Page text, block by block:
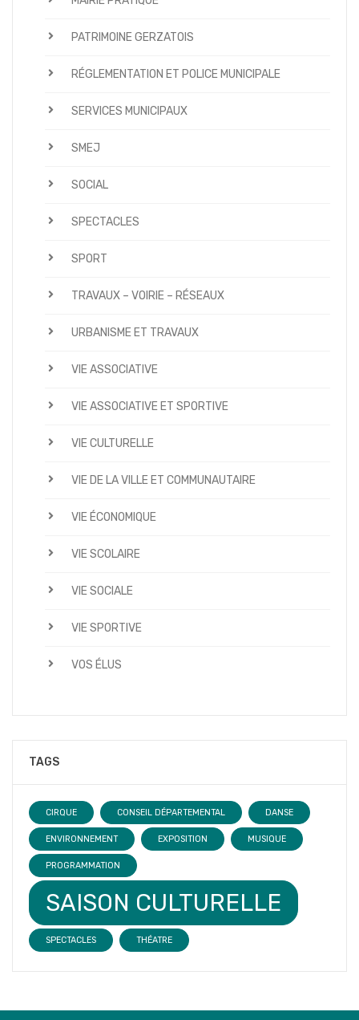
PATRIMOINE GERZATOIS
RÉGLEMENTATION ET POLICE MUNICIPALE
SERVICES MUNICIPAUX
SMEJ
SOCIAL
SPECTACLES
SPORT
TRAVAUX – VOIRIE – RÉSEAUX
URBANISME ET TRAVAUX
VIE ASSOCIATIVE
VIE ASSOCIATIVE ET SPORTIVE
VIE CULTURELLE
VIE DE LA VILLE ET COMMUNAUTAIRE
VIE ÉCONOMIQUE
VIE SCOLAIRE
VIE SOCIALE
VIE SPORTIVE
VOS ÉLUS
TAGS
CIRQUE CONSEIL DÉPARTEMENTAL DANSE
ENVIRONNEMENT EXPOSITION MUSIQUE
PROGRAMMATION
SAISON CULTURELLE
SPECTACLES THÉATRE